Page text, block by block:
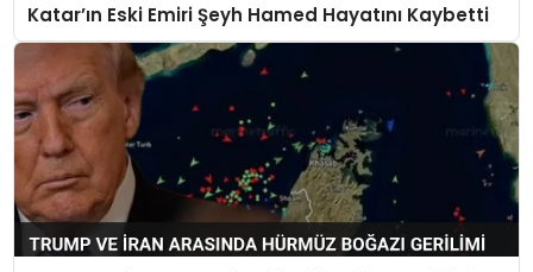
Katar’ın Eski Emiri Şeyh Hamed Hayatını Kaybetti